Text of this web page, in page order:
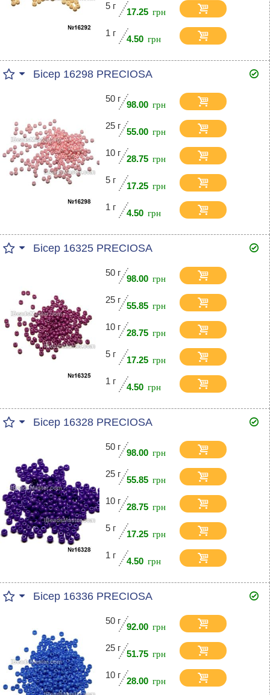
5 г
17.25
1 г
4.50
Бісер 16298 PRECIOSA
50 г
98.00
25 г
55.00
10 г
28.75
5 г
17.25
1 г
4.50
Бісер 16325 PRECIOSA
50 г
98.00
25 г
55.85
10 г
28.75
5 г
17.25
1 г
4.50
Бісер 16328 PRECIOSA
50 г
98.00
25 г
55.85
10 г
28.75
5 г
17.25
1 г
4.50
Бісер 16336 PRECIOSA
50 г
92.00
25 г
51.75
10 г
28.00